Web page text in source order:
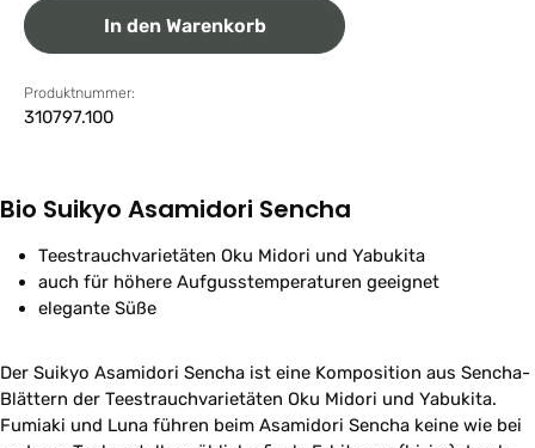
In den Warenkorb
Produktnummer:
310797.100
Bio Suikyo Asamidori Sencha
Teestrauchvarietäten Oku Midori und Yabukita
auch für höhere Aufgusstemperaturen geeignet
elegante Süße
Der Suikyo Asamidori Sencha ist eine Komposition aus Sencha-
Blättern der Teestrauchvarietäten Oku Midori und Yabukita.
Fumiaki und Luna führen beim Asamidori Sencha keine wie bei